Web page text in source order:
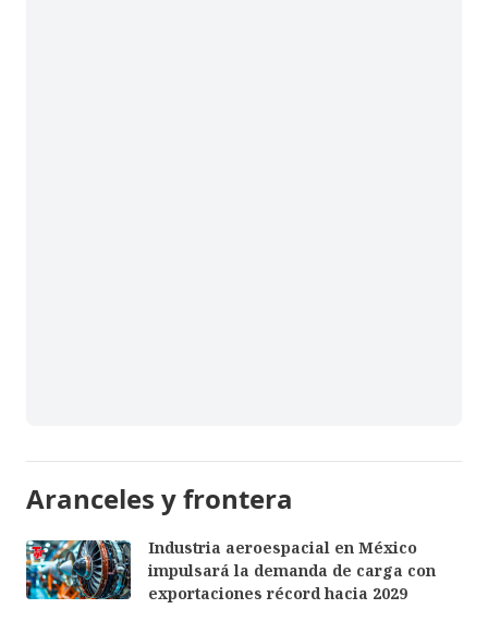
Aranceles y frontera
Industria aeroespacial en México
impulsará la demanda de carga con
exportaciones récord hacia 2029